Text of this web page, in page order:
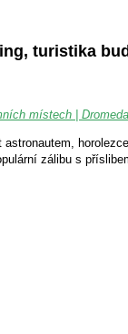
turistika
místech |
zálibu s